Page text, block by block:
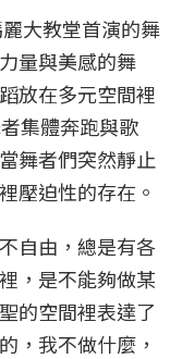
大教堂首演的舞
量與美感的舞
放在多元空間裡
集體奔跑與歌
舞者們突然靜止
壓迫性的存在。
自由，總是有各
，是不能夠做某
的空間裡表達了
，我不做什麼，